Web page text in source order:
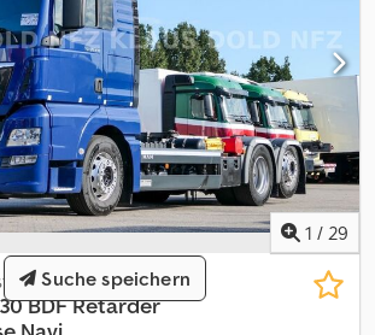
1 / 29
LKW
BDF Retarder
Suche speichern